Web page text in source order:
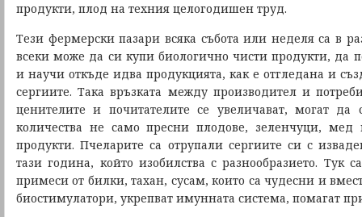
продукти, плод на техния целогодишен труд.
Тези фермерски пазари всяка събота или неделя са в
всеки може да си купи биологично чисти продукти, да
и научи откъде идва продукцията, как е отгледана и
сергиите. Така връзката между производител и
ценителите и почитателите се увеличават, могат
количества не само пресни плодове, зеленчуци,
продукти. Пчеларите са отрупали сергиите си с
тази година, който изобилства с разнообразието. Тук
примеси от билки, тахан, сусам, които са чудесни и
биостимулатори, укрепват имунната система, помагат